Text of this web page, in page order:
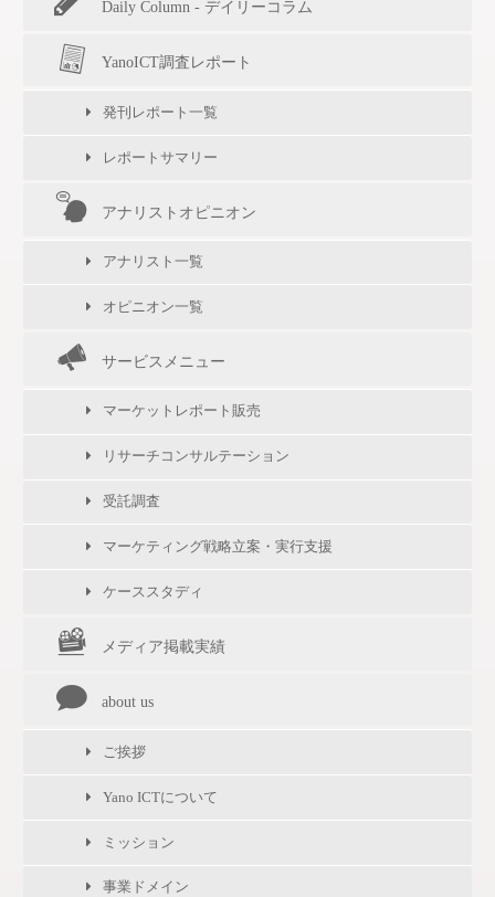
Daily Column - デイリーコラム
YanoICT調査レポート
発刊レポート一覧
レポートサマリー
アナリストオピニオン
アナリスト一覧
オピニオン一覧
サービスメニュー
マーケットレポート販売
リサーチコンサルテーション
受託調査
マーケティング戦略立案・実行支援
ケーススタディ
メディア掲載実績
about us
ご挨拶
Yano ICTについて
ミッション
事業ドメイン